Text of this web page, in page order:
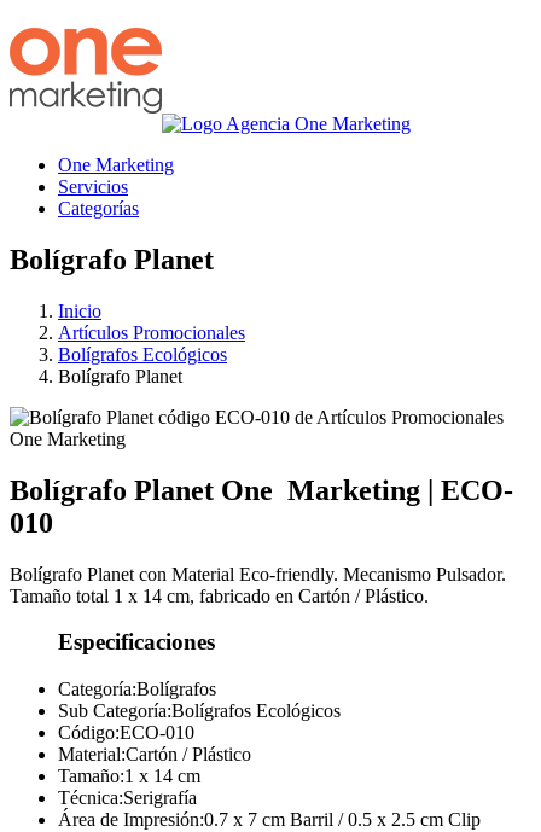
One Marketing
Servicios
Categorías
Bolígrafo Planet
Inicio
Artículos Promocionales
Bolígrafos Ecológicos
Bolígrafo Planet
Bolígrafo Planet One Marketing | ECO-
010
Bolígrafo Planet con Material Eco-friendly. Mecanismo Pulsador.
Tamaño total 1 x 14 cm, fabricado en Cartón / Plástico.
Especificaciones
Categoría:Bolígrafos
Sub Categoría:Bolígrafos Ecológicos
Código:ECO-010
Material:Cartón / Plástico
Tamaño:1 x 14 cm
Técnica:Serigrafía
Área de Impresión:0.7 x 7 cm Barril / 0.5 x 2.5 cm Clip